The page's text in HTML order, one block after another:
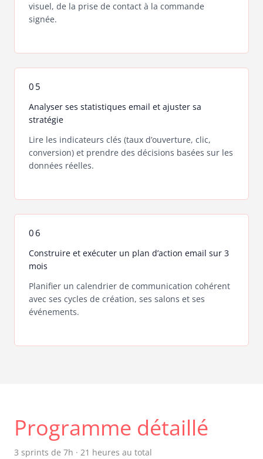
visuel, de la prise de contact à la commande
signée.
05
Analyser ses statistiques email et ajuster sa
stratégie
Lire les indicateurs clés (taux d’ouverture, clic,
conversion) et prendre des décisions basées sur les
données réelles.
06
Construire et exécuter un plan d’action email sur 3
mois
Planifier un calendrier de communication cohérent
avec ses cycles de création, ses salons et ses
événements.
Programme détaillé
3 sprints de 7h · 21 heures au total